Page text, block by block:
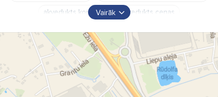
akvedukts kontakti
akvedukts cenas
akvedukts interneta veikals
Ūdens sūkņi
drenāžas sūkņi
kanalizācijas sūkņi
dziļurbuma sūkņi
cirkulācijas sūkņi
strūklaku sūkņi
baseina sūkņi
Vairāk